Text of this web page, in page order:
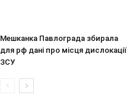
Мешканка Павлограда збирала
для рф дані про місця дислокації
ЗСУ